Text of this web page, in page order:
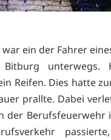
ein der Fahrer
Bitburg
Reifen. Dies hatte
prallte. Dabei
der Berufsfeuerwehr